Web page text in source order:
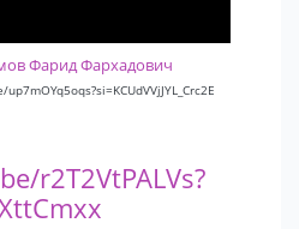
Фарид Фархадович
r2T2VtPALVs?